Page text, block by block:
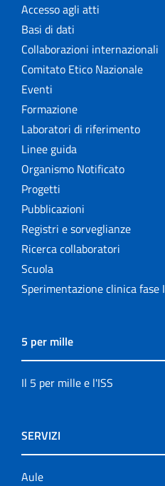
Accesso agli atti
Basi di dati
Collaborazioni internazionali
Comitato Etico Nazionale
Eventi
Formazione
Laboratori di riferimento
Linee guida
Organismo Notificato
Progetti
Pubblicazioni
Registri e sorveglianze
Ricerca collaboratori
Scuola
Sperimentazione clinica fase I
5 per mille
Il 5 per mille e l'ISS
SERVIZI
Aule